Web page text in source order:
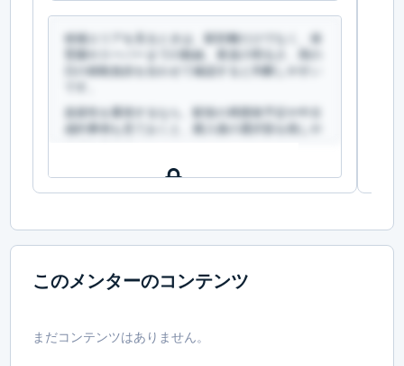
候補エリアを見るときは、駅距離だけでなく、保
育園やスーパーまでの動線、夜道の明るさ、雨の
日の移動負担を合わせて確認すると判断しやすい
資産性を重視するなら、駅前の再開発予定や中古
成約事例も見ておくと、購入後の選択肢を残しや
この回答を読むには会員登録が必要です
このメンターのコンテンツ
まだコンテンツはありません。